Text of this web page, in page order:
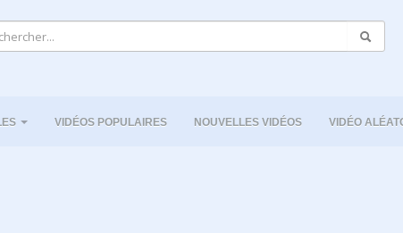
VIDÉOS POPULAIRES NOUVELLES VIDÉOS VIDÉO